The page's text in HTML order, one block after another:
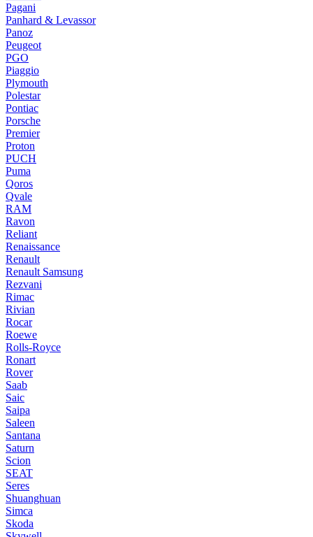
Pagani
Panhard & Levassor
Panoz
Peugeot
PGO
Piaggio
Plymouth
Polestar
Pontiac
Porsche
Premier
Proton
PUCH
Puma
Qoros
Qvale
RAM
Ravon
Reliant
Renaissance
Renault
Renault Samsung
Rezvani
Rimac
Rivian
Rocar
Roewe
Rolls-Royce
Ronart
Rover
Saab
Saic
Saipa
Saleen
Santana
Saturn
Scion
SEAT
Seres
Shuanghuan
Simca
Skoda